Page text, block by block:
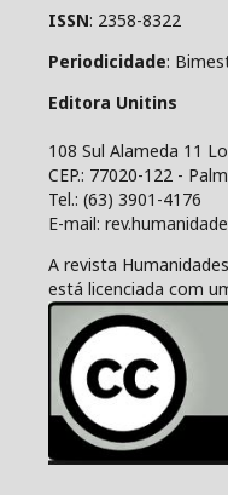
ISSN: 2358-8322
Periodicidade:
Editora Unitins
108 Sul Alameda 11
CEP.: 77020-122 -
Tel.: (63) 3901-4176
E-mail:
A revista
está licenciada com